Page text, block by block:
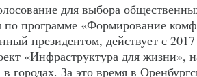
для выбора
по программе «Формирование
президентом, действует с 2017
«Инфраструктура для жизни»,
За это время в